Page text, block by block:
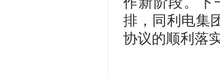
排，同利电集
协议的顺利落